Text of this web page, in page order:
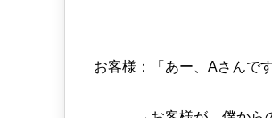
お客様：「あー、Aさんで